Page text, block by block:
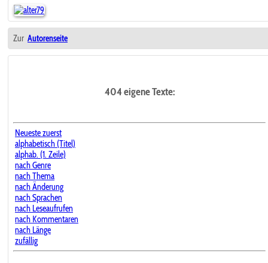
Zur Autorenseite
404 eigene Texte:
Neueste zuerst
alphabetisch (Titel)
alphab. (1. Zeile)
nach Genre
nach Thema
nach Änderung
nach Sprachen
nach Leseaufrufen
nach Kommentaren
nach Länge
zufällig